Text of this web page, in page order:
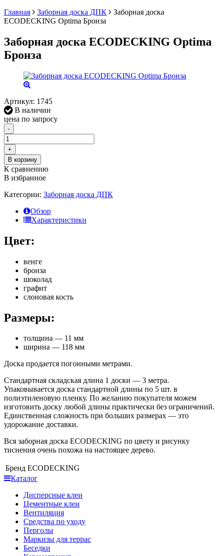
Главная
Заборная доска ДПК
Заборная доска
ECODECKING Optima Бронза
Заборная доска ECODECKING Optima
Бронза
Артикул: 1745
В наличии
цена по запросу
-
+
В корзину
К сравнению
В избранное
Категории: Заборная доска ДПК
Обзор
Характеристики
Цвет:
венге
бронза
шоколад
графит
слоновая кость
Размеры:
толщина — 11 мм
ширина — 118 мм
Доска продается погонными метрами.
Стандартная складская длина 1 доски — 3 метра.
Упаковывается доска стандартной длины по 5 шт. в
полиэтиленовую пленку. По желанию покупателя можем
изготовить доску любой длины практически без ограничений.
Единственная сложность при больших размерах — это
удорожание доставки.
Вся заборная доска ECODECKING по цвету и рисунку
тиснения очень похожа на настоящее дерево.
Бренд ECODECKING
Каталог
Дисперсные клеи
Цементные клеи
Вентиляция
Средства по уходу
Перголы
Маркизы для террас
Беседки